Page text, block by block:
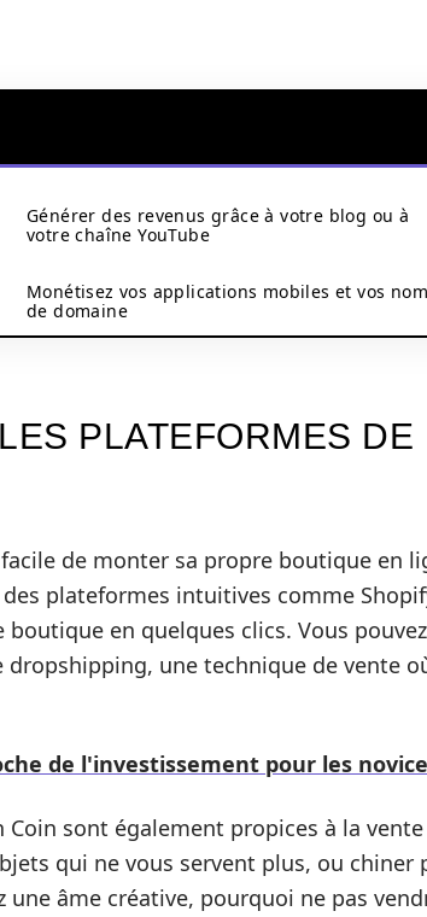
Générer des revenus grâce à votre blog ou à
votre chaîne YouTube
Monétisez vos applications mobiles et vos
de domaine
PLATEFORMES DE
de monter sa propre boutique en
plateformes intuitives comme
en quelques clics. Vous
une technique de vente
de l'investissement pour les
Coin sont également propices à la
qui ne vous servent plus, ou chiner
âme créative, pourquoi ne pas